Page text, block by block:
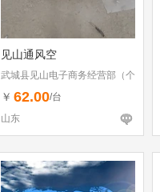
见山通风空
武城县见山电子商务经营部（个
体工商户）
￥ 62.00/台
山东